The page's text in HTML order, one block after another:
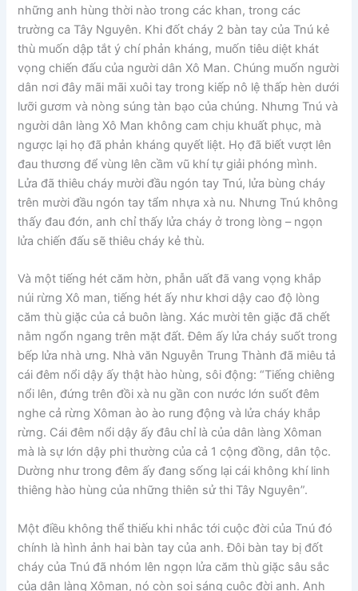
những anh hùng thời nào trong các khan, trong các
trường ca Tây Nguyên. Khi đốt cháy 2 bàn tay của Tnú kẻ
thù muốn dập tắt ý chí phản kháng, muốn tiêu diệt khát
vọng chiến đấu của người dân Xô Man. Chúng muốn người
dân nơi đây mãi mãi xuôi tay trong kiếp nô lệ thấp hèn dưới
lưỡi gươm và nòng súng tàn bạo của chúng. Nhưng Tnú và
người dân làng Xô Man không cam chịu khuất phục, mà
ngược lại họ đã phản kháng quyết liệt. Họ đã biết vượt lên
đau thương để vùng lên cầm vũ khí tự giải phóng mình.
Lửa đã thiêu cháy mười đầu ngón tay Tnú, lửa bùng cháy
trên mười đầu ngón tay tẩm nhựa xà nu. Nhưng Tnú không
thấy đau đớn, anh chỉ thấy lửa cháy ở trong lòng – ngọn
lửa chiến đấu sẽ thiêu cháy kẻ thù.
Và một tiếng hét căm hờn, phẫn uất đã vang vọng khắp
núi rừng Xô man, tiếng hét ấy như khơi dậy cao độ lòng
căm thù giặc của cả buôn làng. Xác mười tên giặc đã chết
nằm ngổn ngang trên mặt đất. Đêm ấy lửa cháy suốt trong
bếp lửa nhà ưng. Nhà văn Nguyễn Trung Thành đã miêu tả
cái đêm nổi dậy ấy thật hào hùng, sôi động: “Tiếng chiêng
nổi lên, đứng trên đồi xà nu gần con nước lớn suốt đêm
nghe cả rừng Xôman ào ào rung động và lửa cháy khắp
rừng. Cái đêm nổi dậy ấy đâu chỉ là của dân làng Xôman
mà là sự lớn dậy phi thường của cả 1 cộng đồng, dân tộc.
Dường như trong đêm ấy đang sống lại cái không khí linh
thiêng hào hùng của những thiên sử thi Tây Nguyên”.
Một điều không thể thiếu khi nhắc tới cuộc đời của Tnú đó
chính là hình ảnh hai bàn tay của anh. Đôi bàn tay bị đốt
cháy của Tnú đã nhóm lên ngọn lửa căm thù giặc sâu sắc
của dân làng Xôman, nó còn soi sáng cuộc đời anh. Anh